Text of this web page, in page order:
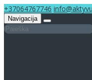
+37064767746
Navigacija